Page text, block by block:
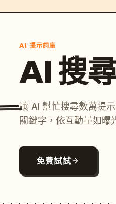
AI 提示詞庫
AI 搜
讓 AI 幫忙搜尋數萬提
關鍵字，依互動量如曝
免費試試